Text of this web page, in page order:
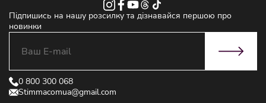
Підпишись на нашу розсилку та дізнавайся першою про
новинки
0 800 300 068
Stimmacomua@gmail.com